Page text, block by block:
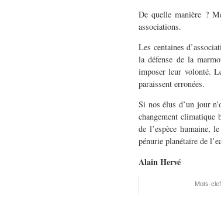
De quelle manière ?
associations.
Les centaines
la défense de la
imposer leur volonté.
paraissent erronées.
Si nos élus d’un jour
changement climatique
de l’espèce humaine,
pénurie planétaire de
Alain Hervé
Mots-